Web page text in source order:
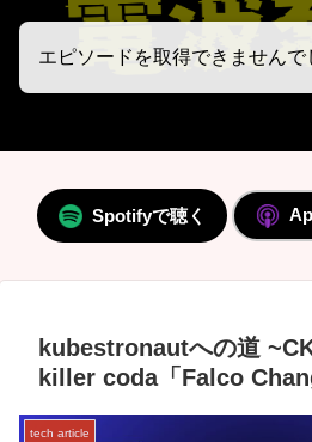
エピソードを取得できませんで
Spotifyで聴く
kubestronautへの道
killer coda「Falco
tech article